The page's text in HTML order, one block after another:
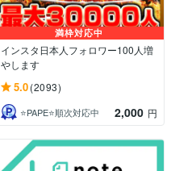
満枠対応中
インスタ日本人フォロワー100人増
やします
5.0(2093)
⭐️PAPE⭐️順次対応中 2,000 円